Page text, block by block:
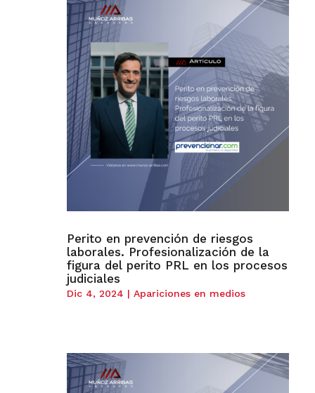
Perito en prevención de riesgos
laborales. Profesionalización de la
figura del perito PRL en los procesos
judiciales
Dic 4, 2024 | Apariciones en medios